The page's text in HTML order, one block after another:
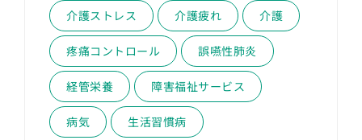
介護ストレス 介護疲れ 介護
疼痛コントロール 誤嚥性肺炎
経管栄養 障害福祉サービス
病気 生活習慣病